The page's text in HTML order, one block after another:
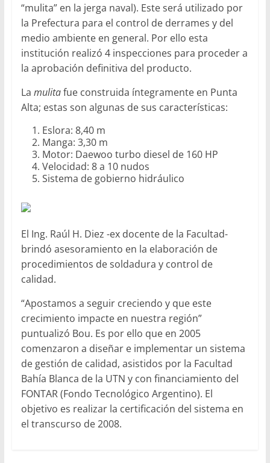
“mulita” en la jerga naval). Este será utilizado por
la Prefectura para el control de derrames y del
medio ambiente en general. Por ello esta
institución realizó 4 inspecciones para proceder a
la aprobación definitiva del producto.
La mulitafue construida íntegramente en Punta
Alta; estas son algunas de sus características:
Eslora: 8,40 m
Manga: 3,30 m
Motor: Daewoo turbo diesel de 160 HP
Velocidad: 8 a 10 nudos
Sistema de gobierno hidráulico
El Ing. Raúl H. Diez -ex docente de la Facultad-
brindó asesoramiento en la elaboración de
procedimientos de soldadura y control de
calidad.
“Apostamos a seguir creciendo y que este
crecimiento impacte en nuestra región”
puntualizó Bou. Es por ello que en 2005
comenzaron a diseñar e implementar un sistema
de gestión de calidad, asistidos por la Facultad
Bahía Blanca de la UTN y con financiamiento del
FONTAR (Fondo Tecnológico Argentino). El
objetivo es realizar la certificación del sistema en
el transcurso de 2008.